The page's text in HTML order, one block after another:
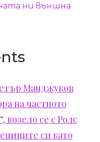
ни външна
Манджуков
на частното
возело се с Ролс
си като